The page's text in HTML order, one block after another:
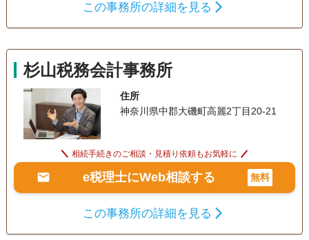
この事務所の詳細を見る
杉山税務会計事務所
住所
神奈川県中郡大磯町高麗2丁目20-21
相続手続きのご相談・見積り依頼もお気軽に
e税理士にWeb相談する 無料
この事務所の詳細を見る